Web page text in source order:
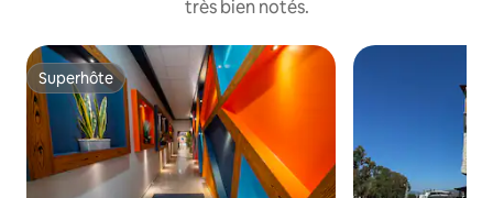
très bien notés.
Superhôte
Superhôte